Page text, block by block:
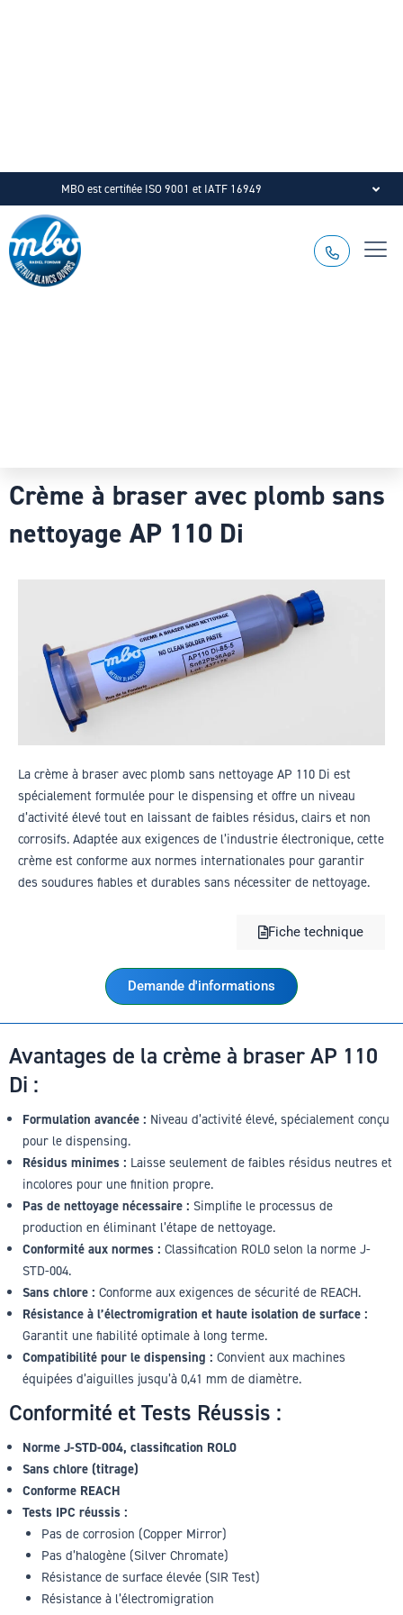
MBO est certifiée ISO 9001 et IATF 16949
Crème à braser avec plomb sans
nettoyage AP 110 Di
La crème à braser avec plomb sans nettoyage AP 110 Di est
spécialement formulée pour le dispensing et offre un niveau
d’activité élevé tout en laissant de faibles résidus, clairs et non
corrosifs. Adaptée aux exigences de l’industrie électronique, cette
crème est conforme aux normes internationales pour garantir
des soudures fiables et durables sans nécessiter de nettoyage.
Fiche technique
Demande d'informations
Avantages de la crème à braser AP 110
Di :
Formulation avancée : Niveau d’activité élevé, spécialement conçu
pour le dispensing.
Résidus minimes : Laisse seulement de faibles résidus neutres et
incolores pour une finition propre.
Pas de nettoyage nécessaire : Simplifie le processus de
production en éliminant l’étape de nettoyage.
Conformité aux normes : Classification ROL0 selon la norme J-
STD-004.
Sans chlore : Conforme aux exigences de sécurité de REACH.
Résistance à l’électromigration et haute isolation de surface :
Garantit une fiabilité optimale à long terme.
Compatibilité pour le dispensing : Convient aux machines
équipées d’aiguilles jusqu’à 0,41 mm de diamètre.
Conformité et Tests Réussis :
Norme J-STD-004, classification ROL0
Sans chlore (titrage)
Conforme REACH
Tests IPC réussis :
Pas de corrosion (Copper Mirror)
Pas d’halogène (Silver Chromate)
Résistance de surface élevée (SIR Test)
Résistance à l’électromigration